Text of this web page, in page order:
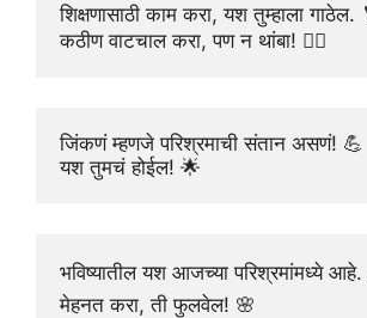
शिक्षणासाठी काम करा, यश तुम्हाला गाठेल.
कठीण वाटचाल करा, पण न थांबा! 🚶‍♂️
जिंकणं म्हणजे परिश्रमाची संतान असणं! 💪
यश तुमचं होईल! 🌟
भविष्यातील यश आजच्या परिश्रमांमध्ये
मेहनत करा, ती फुलवेल! 🌸